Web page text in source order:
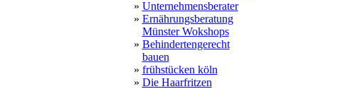
» Unternehmensberater
» Ernährungsberatung
Münster Wokshops
» Behindertengerecht
bauen
» frühstücken köln
» Die Haarfritzen